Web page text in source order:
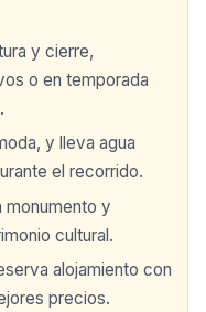
y cierre,
o en temporada
y lleva agua
el recorrido.
monumento y
cultural.
alojamiento con
precios.